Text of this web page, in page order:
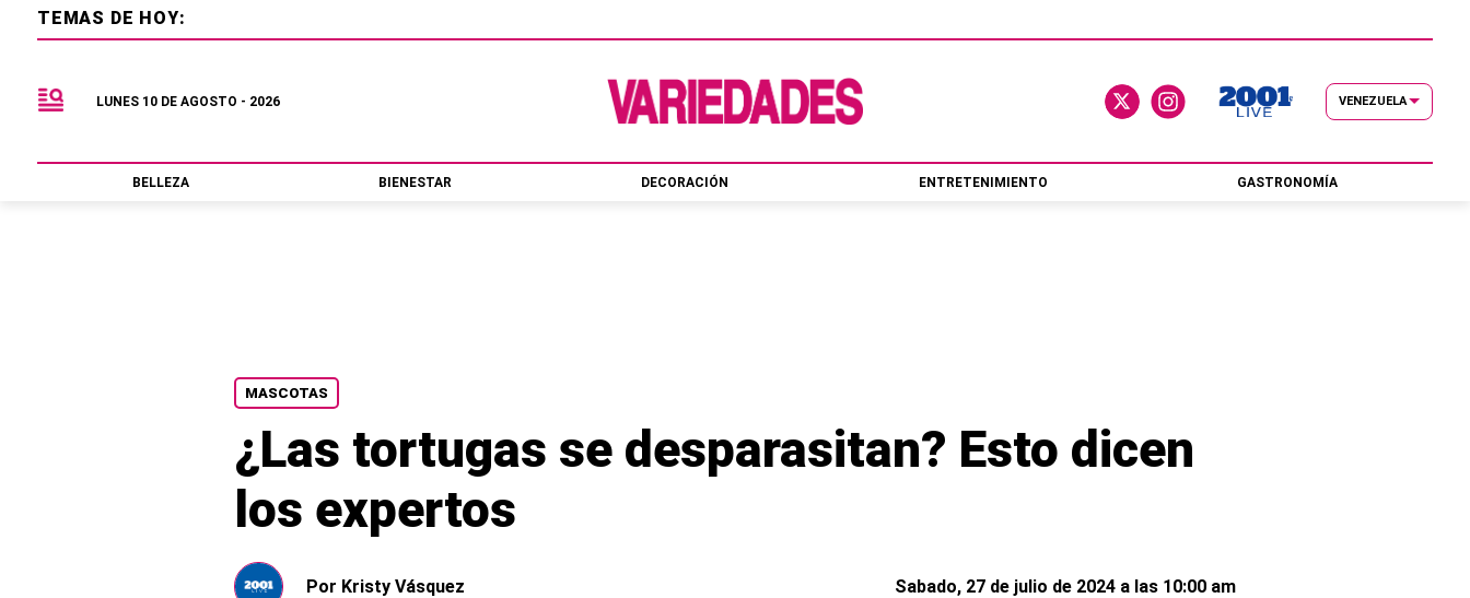
MASCOTAS
¿Las tortugas se desparasitan? Esto dicen
los expertos
Por Kristy Vásquez Sabado, 27 de julio de 2024 a las 10:00 am
TEMAS DE HOY:
LUNES 10 DE AGOSTO - 2026 VENEZUELA
BELLEZA BIENESTAR DECORACIÓN ENTRETENIMIENTO GASTRONOMÍA